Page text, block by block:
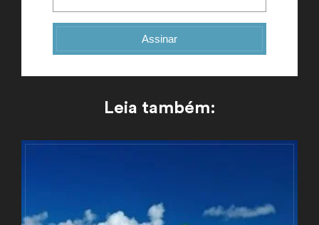
Assinar
Leia também: